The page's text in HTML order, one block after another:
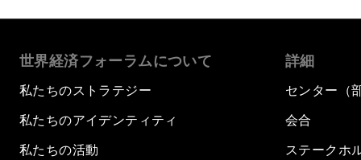
世界経済フォーラムについて
私たちのストラテジー
私たちのアイデンティティ
私たちの活動
詳細
センター（
会合
ステークホ